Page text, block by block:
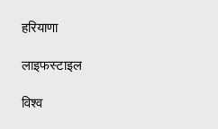
हरियाणा
लाइफस्टाइल
विश्व